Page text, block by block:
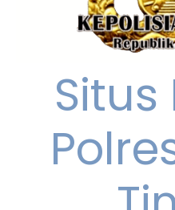
Situs